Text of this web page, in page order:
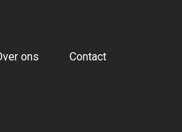
ons Contact